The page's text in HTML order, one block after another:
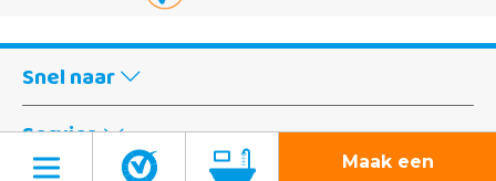
Snel naar
Service
Maak een